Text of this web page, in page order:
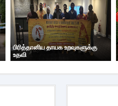
பிரித்தானிய தாயக உறவுகளுக்கு
உதவி